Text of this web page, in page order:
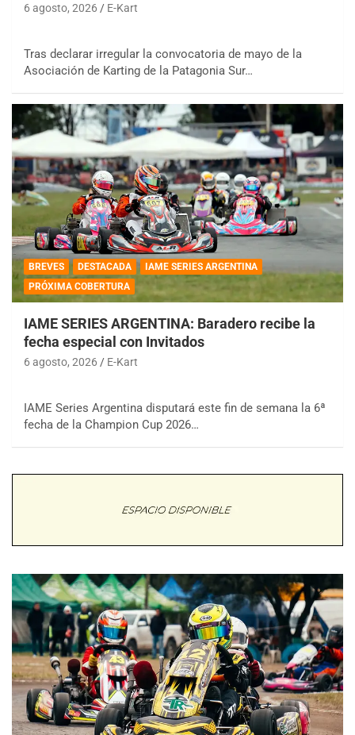
6 agosto, 2026 E-Kart
Tras declarar irregular la convocatoria de mayo de la
Asociación de Karting de la Patagonia Sur…
BREVES DESTACADA
IAME SERIES ARGENTINA
PRÓXIMA COBERTURA
IAME SERIES ARGENTINA: Baradero recibe la
fecha especial con Invitados
6 agosto, 2026 E-Kart
IAME Series Argentina disputará este fin de semana la 6ª
fecha de la Champion Cup 2026…